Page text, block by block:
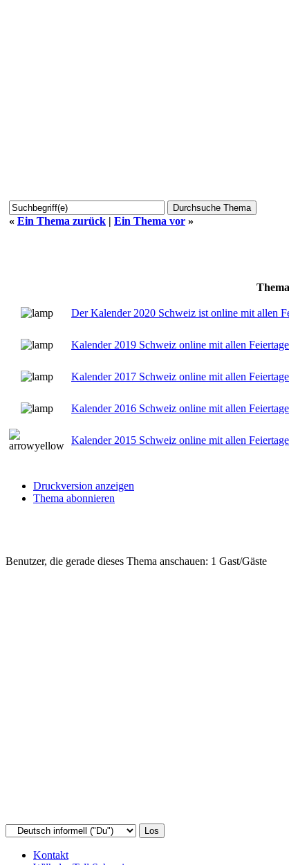
« Ein Thema zurück | Ein Thema vor »
Thema
Der Kalender 2020 Schweiz ist online mit allen
Kalender 2019 Schweiz online mit allen
Kalender 2017 Schweiz online mit allen
Kalender 2016 Schweiz online mit allen
Kalender 2015 Schweiz online mit allen
Druckversion anzeigen
Thema abonnieren
Benutzer, die gerade dieses Thema anschauen: 1 Gast/Gäste
Kontakt